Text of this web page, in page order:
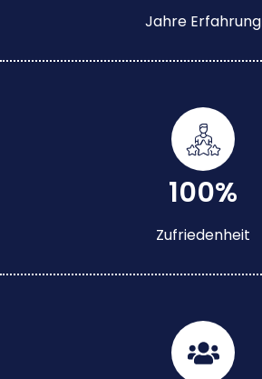
Jahre Erfahrung
100%
Zufriedenheit